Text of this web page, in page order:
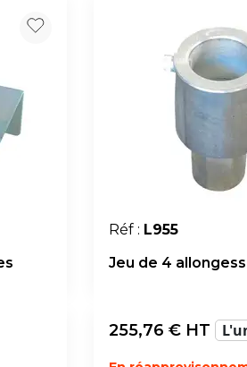
Réf : L955
Jeu de 4
255,76 € HT